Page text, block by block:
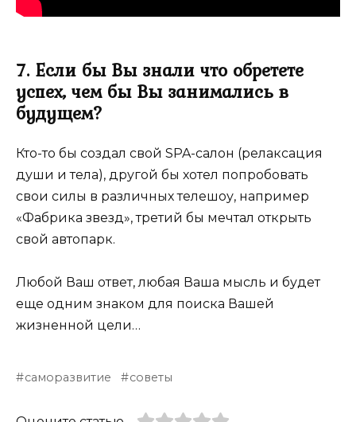
7. Если бы Вы знали что обретете
успех, чем бы Вы занимались в
будущем?
Кто-то бы создал свой SPA-салон (релаксация
души и тела), другой бы хотел попробовать
свои силы в различных телешоу, например
«Фабрика звезд», третий бы мечтал открыть
свой автопарк.
Любой Ваш ответ, любая Ваша мысль и будет
еще одним знаком для поиска Вашей
жизненной цели…
саморазвитие советы